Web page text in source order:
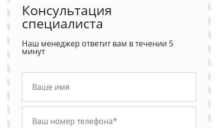
Консультация
специалиста
Наш менеджер ответит вам в течении 5
минут